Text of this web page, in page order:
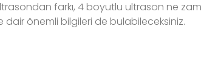
farkı, 4 boyutlu ultrason ne
önemli bilgileri de bulabileceksiniz.